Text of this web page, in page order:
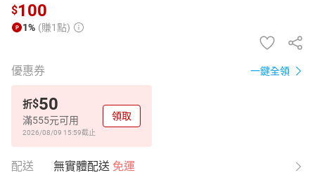
$100
1% (賺1點)
優惠券 一鍵全領
折$50
滿555元可用
2026/08/09 15:59截止
領取
配送 無實體配送 免運